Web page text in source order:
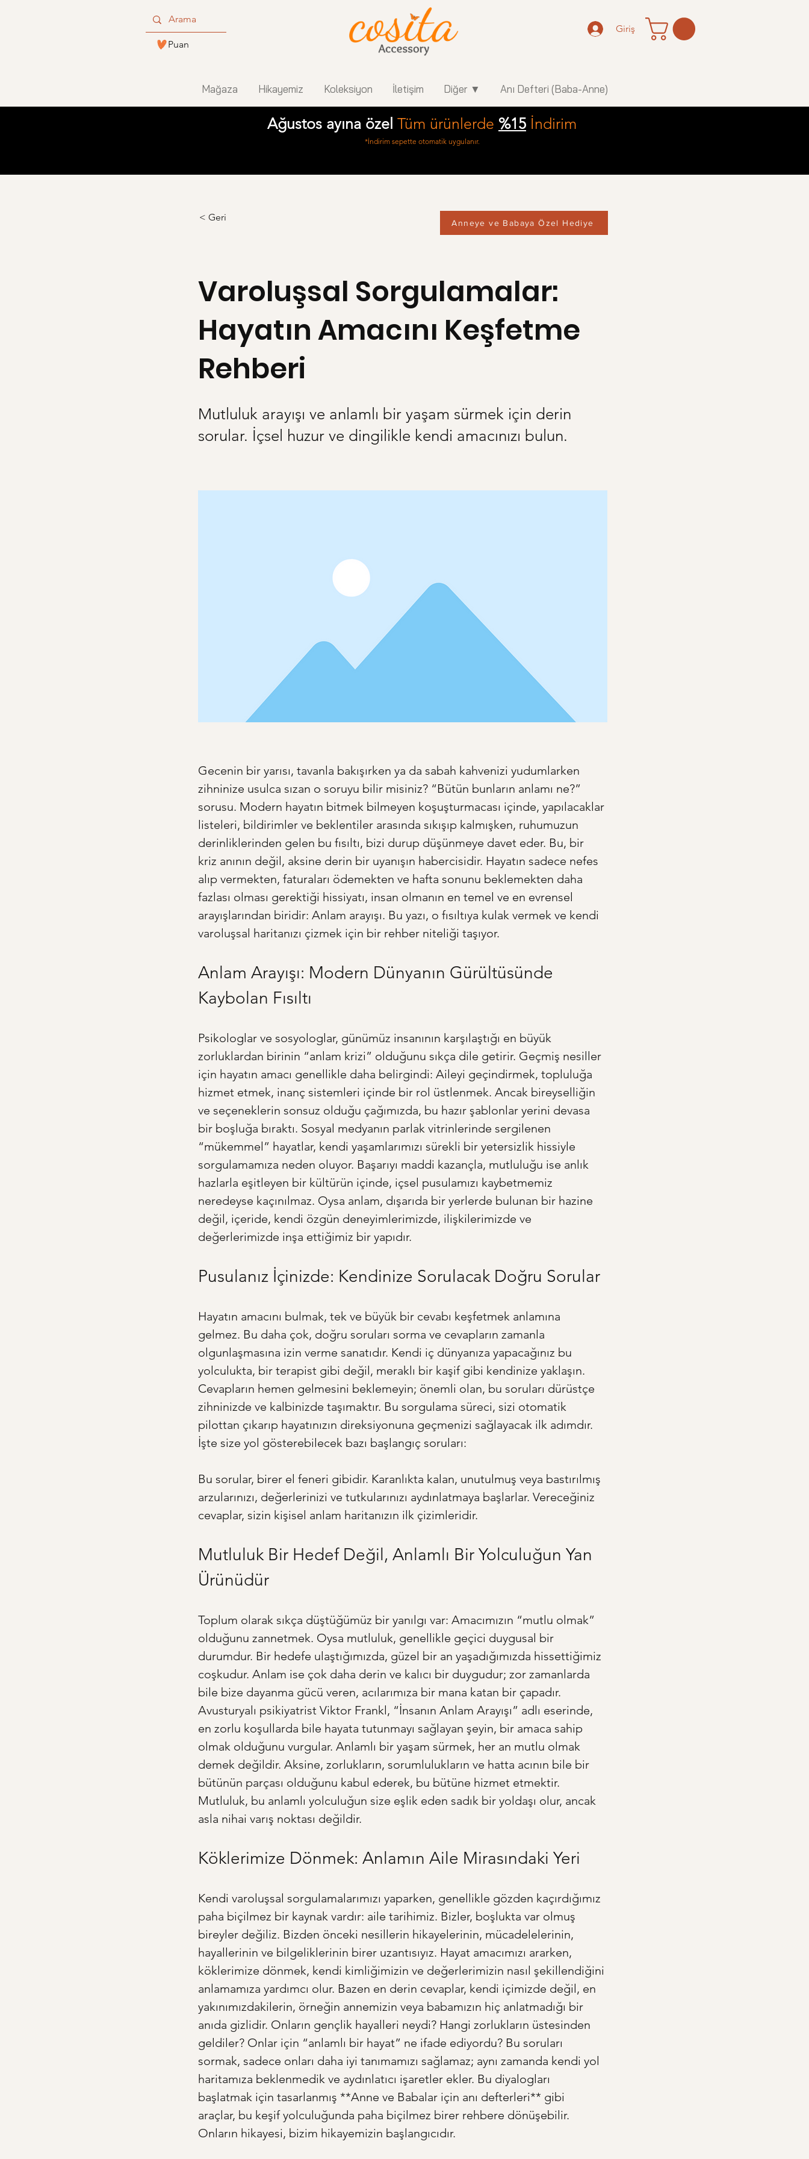
Puan
Giriş
Mağaza Hikayemiz Koleksiyon İletişim Diğer ▼ Anı Defteri (Baba-Anne)
Ağustos ayına özel Tüm ürünlerde %15 İndirim
*İndirim sepette otomatik uygulanır.
< Geri Anneye ve Babaya Özel Hediye
Varoluşsal Sorgulamalar:
Hayatın Amacını Keşfetme
Rehberi
Mutluluk arayışı ve anlamlı bir yaşam sürmek için derin
sorular. İçsel huzur ve dingilikle kendi amacınızı bulun.
Gecenin bir yarısı, tavanla bakışırken ya da sabah kahvenizi yudumlarken
zihninize usulca sızan o soruyu bilir misiniz? “Bütün bunların anlamı ne?”
sorusu. Modern hayatın bitmek bilmeyen koşuşturmacası içinde, yapılacaklar
listeleri, bildirimler ve beklentiler arasında sıkışıp kalmışken, ruhumuzun
derinliklerinden gelen bu fısıltı, bizi durup düşünmeye davet eder. Bu, bir
kriz anının değil, aksine derin bir uyanışın habercisidir. Hayatın sadece nefes
alıp vermekten, faturaları ödemekten ve hafta sonunu beklemekten daha
fazlası olması gerektiği hissiyatı, insan olmanın en temel ve en evrensel
arayışlarından biridir: Anlam arayışı. Bu yazı, o fısıltıya kulak vermek ve kendi
varoluşsal haritanızı çizmek için bir rehber niteliği taşıyor.
Anlam Arayışı: Modern Dünyanın Gürültüsünde
Kaybolan Fısıltı
Psikologlar ve sosyologlar, günümüz insanının karşılaştığı en büyük
zorluklardan birinin “anlam krizi” olduğunu sıkça dile getirir. Geçmiş nesiller
için hayatın amacı genellikle daha belirgindi: Aileyi geçindirmek, topluluğa
hizmet etmek, inanç sistemleri içinde bir rol üstlenmek. Ancak bireyselliğin
ve seçeneklerin sonsuz olduğu çağımızda, bu hazır şablonlar yerini devasa
bir boşluğa bıraktı. Sosyal medyanın parlak vitrinlerinde sergilenen
“mükemmel” hayatlar, kendi yaşamlarımızı sürekli bir yetersizlik hissiyle
sorgulamamıza neden oluyor. Başarıyı maddi kazançla, mutluluğu ise anlık
hazlarla eşitleyen bir kültürün içinde, içsel pusulamızı kaybetmemiz
neredeyse kaçınılmaz. Oysa anlam, dışarıda bir yerlerde bulunan bir hazine
değil, içeride, kendi özgün deneyimlerimizde, ilişkilerimizde ve
değerlerimizde inşa ettiğimiz bir yapıdır.
Pusulanız İçinizde: Kendinize Sorulacak Doğru Sorular
Hayatın amacını bulmak, tek ve büyük bir cevabı keşfetmek anlamına
gelmez. Bu daha çok, doğru soruları sorma ve cevapların zamanla
olgunlaşmasına izin verme sanatıdır. Kendi iç dünyanıza yapacağınız bu
yolculukta, bir terapist gibi değil, meraklı bir kaşif gibi kendinize yaklaşın.
Cevapların hemen gelmesini beklemeyin; önemli olan, bu soruları dürüstçe
zihninizde ve kalbinizde taşımaktır. Bu sorgulama süreci, sizi otomatik
pilottan çıkarıp hayatınızın direksiyonuna geçmenizi sağlayacak ilk adımdır.
İşte size yol gösterebilecek bazı başlangıç soruları:
Bu sorular, birer el feneri gibidir. Karanlıkta kalan, unutulmuş veya bastırılmış
arzularınızı, değerlerinizi ve tutkularınızı aydınlatmaya başlarlar. Vereceğiniz
cevaplar, sizin kişisel anlam haritanızın ilk çizimleridir.
Mutluluk Bir Hedef Değil, Anlamlı Bir Yolculuğun Yan
Ürünüdür
Toplum olarak sıkça düştüğümüz bir yanılgı var: Amacımızın “mutlu olmak”
olduğunu zannetmek. Oysa mutluluk, genellikle geçici duygusal bir
durumdur. Bir hedefe ulaştığımızda, güzel bir an yaşadığımızda hissettiğimiz
coşkudur. Anlam ise çok daha derin ve kalıcı bir duygudur; zor zamanlarda
bile bize dayanma gücü veren, acılarımıza bir mana katan bir çapadır.
Avusturyalı psikiyatrist Viktor Frankl, “İnsanın Anlam Arayışı” adlı eserinde,
en zorlu koşullarda bile hayata tutunmayı sağlayan şeyin, bir amaca sahip
olmak olduğunu vurgular. Anlamlı bir yaşam sürmek, her an mutlu olmak
demek değildir. Aksine, zorlukların, sorumlulukların ve hatta acının bile bir
bütünün parçası olduğunu kabul ederek, bu bütüne hizmet etmektir.
Mutluluk, bu anlamlı yolculuğun size eşlik eden sadık bir yoldaşı olur, ancak
asla nihai varış noktası değildir.
Köklerimize Dönmek: Anlamın Aile Mirasındaki Yeri
Kendi varoluşsal sorgulamalarımızı yaparken, genellikle gözden kaçırdığımız
paha biçilmez bir kaynak vardır: aile tarihimiz. Bizler, boşlukta var olmuş
bireyler değiliz. Bizden önceki nesillerin hikayelerinin, mücadelelerinin,
hayallerinin ve bilgeliklerinin birer uzantısıyız. Hayat amacımızı ararken,
köklerimize dönmek, kendi kimliğimizin ve değerlerimizin nasıl şekillendiğini
anlamamıza yardımcı olur. Bazen en derin cevaplar, kendi içimizde değil, en
yakınımızdakilerin, örneğin annemizin veya babamızın hiç anlatmadığı bir
anıda gizlidir. Onların gençlik hayalleri neydi? Hangi zorlukların üstesinden
geldiler? Onlar için “anlamlı bir hayat” ne ifade ediyordu? Bu soruları
sormak, sadece onları daha iyi tanımamızı sağlamaz; aynı zamanda kendi yol
haritamıza beklenmedik ve aydınlatıcı işaretler ekler. Bu diyalogları
başlatmak için tasarlanmış **Anne ve Babalar için anı defterleri** gibi
araçlar, bu keşif yolculuğunda paha biçilmez birer rehbere dönüşebilir.
Onların hikayesi, bizim hikayemizin başlangıcıdır.